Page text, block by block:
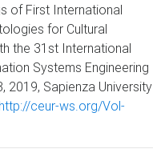
of First International
for Cultural
the 31st International
Systems Engineering
2019, Sapienza University
http://ceur-ws.org/Vol-